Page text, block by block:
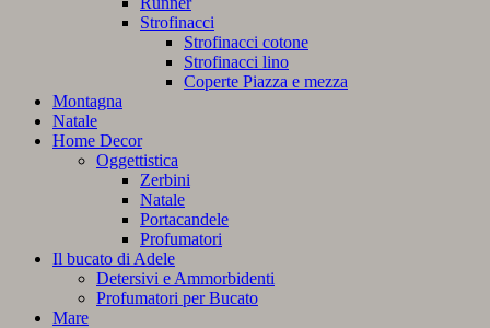
Strofinacci
Strofinacci cotone
Strofinacci lino
Coperte Piazza e mezza
Montagna
Natale
Home Decor
Oggettistica
Zerbini
Natale
Portacandele
Profumatori
Il bucato di Adele
Detersivi e Ammorbidenti
Profumatori per Bucato
Mare